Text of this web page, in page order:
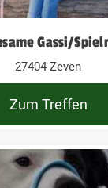
Gassi/
27404 Zeven
Zum Treffen